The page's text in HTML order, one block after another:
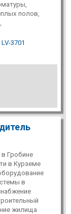
полов,
3701
Гробине
в Курземе
в
жилища